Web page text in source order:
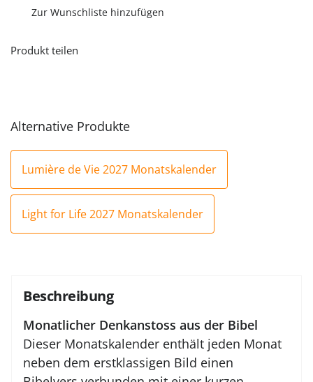
Menge
Zur Wunschliste hinzufügen
Produkt teilen
Alternative Produkte
Lumière de Vie 2027 Monatskalender
Light for Life 2027 Monatskalender
Beschreibung
Monatlicher Denkanstoss aus der Bibel
Dieser Monatskalender enthält jeden Monat
neben dem erstklassigen Bild einen